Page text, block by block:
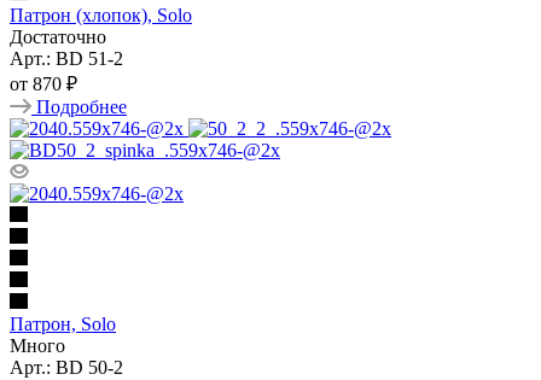
Патрон (хлопок), Solo
Достаточно
Арт.: BD 51-2
от 870 ₽
Подробнее
Патрон, Solo
Много
Арт.: BD 50-2